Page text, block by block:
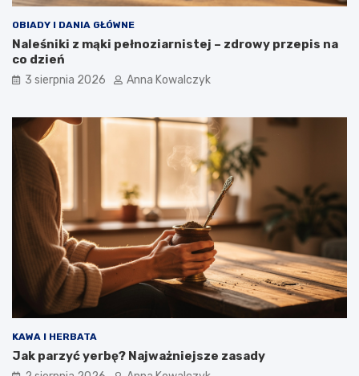
OBIADY I DANIA GŁÓWNE
Naleśniki z mąki pełnoziarnistej – zdrowy przepis na
co dzień
3 sierpnia 2026 Anna Kowalczyk
KAWA I HERBATA
Jak parzyć yerbę? Najważniejsze zasady